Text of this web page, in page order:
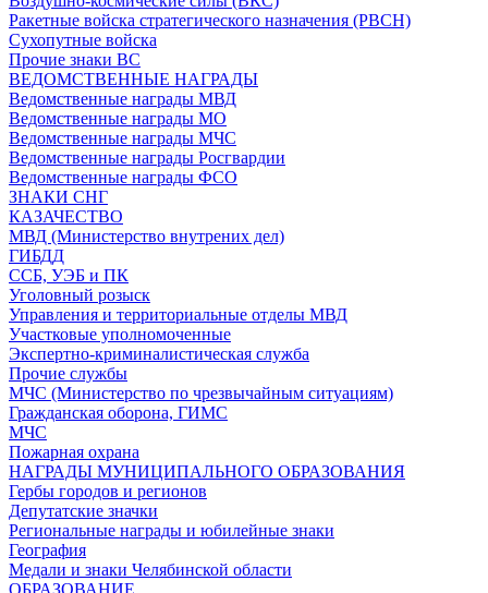
Ракетные войска стратегического назначения (РВСН)
Сухопутные войска
Прочие знаки ВС
ВЕДОМСТВЕННЫЕ НАГРАДЫ
Ведомственные награды МВД
Ведомственные награды МО
Ведомственные награды МЧС
Ведомственные награды Росгвардии
Ведомственные награды ФСО
ЗНАКИ СНГ
КАЗАЧЕСТВО
МВД (Министерство внутрених дел)
ГИБДД
ССБ, УЭБ и ПК
Уголовный розыск
Управления и территориальные отделы МВД
Участковые уполномоченные
Экспертно-криминалистическая служба
Прочие службы
МЧС (Министерство по чрезвычайным ситуациям)
Гражданская оборона, ГИМС
МЧС
Пожарная охрана
НАГРАДЫ МУНИЦИПАЛЬНОГО ОБРАЗОВАНИЯ
Гербы городов и регионов
Депутатские значки
Региональные награды и юбилейные знаки
География
Медали и знаки Челябинской области
ОБРАЗОВАНИЕ